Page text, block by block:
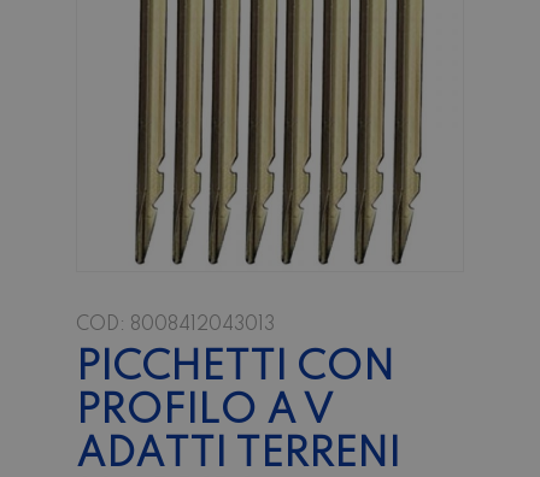
COD: 8008412043013
PICCHETTI CON
PROFILO A V
ADATTI TERRENI